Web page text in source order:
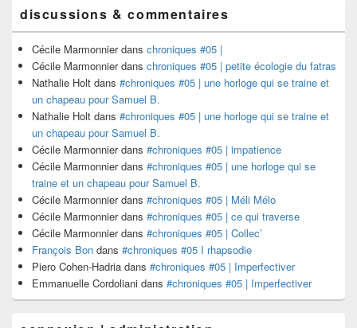
discussions & commentaires
Cécile Marmonnierdans chroniques #05 |
Cécile Marmonnierdans chroniques #05 | petite écologie du fatras
Nathalie Holt dans #chroniques #05 | une horloge qui se traine et
un chapeau pour Samuel B.
Nathalie Holt dans #chroniques #05 | une horloge qui se traine et
un chapeau pour Samuel B.
Cécile Marmonnierdans #chroniques #05 | impatience
Cécile Marmonnierdans #chroniques #05 | une horloge qui se
traine et un chapeau pour Samuel B.
Cécile Marmonnierdans #chroniques #05 | Méli Mélo
Cécile Marmonnierdans #chroniques #05 | ce qui traverse
Cécile Marmonnierdans #chroniques #05 | Collec’
François Bon dans #chroniques #05 I rhapsodie
Piero Cohen-Hadria dans #chroniques #05 | Imperfectiver
Emmanuelle Cordoliani dans #chroniques #05 | Imperfectiver